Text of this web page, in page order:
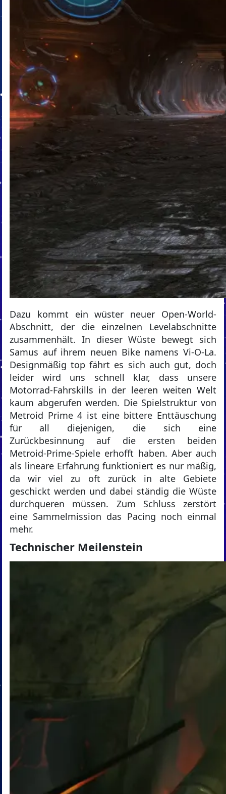
Dazu kommt ein wüster neuer Open-World-
Abschnitt, der die einzelnen Levelabschnitte
zusammenhält. In dieser Wüste bewegt sich
Samus auf ihrem neuen Bike namens Vi-O-La.
Designmäßig top fährt es sich auch gut, doch
leider wird uns schnell klar, dass unsere
Motorrad-Fahrskills in der leeren weiten Welt
kaum abgerufen werden. Die Spielstruktur von
Metroid Prime 4 ist eine bittere Enttäuschung
für all diejenigen, die sich eine
Zurückbesinnung auf die ersten beiden
Metroid-Prime-Spiele erhofft haben. Aber auch
als lineare Erfahrung funktioniert es nur mäßig,
da wir viel zu oft zurück in alte Gebiete
geschickt werden und dabei ständig die Wüste
durchqueren müssen. Zum Schluss zerstört
eine Sammelmission das Pacing noch einmal
mehr.
Technischer Meilenstein